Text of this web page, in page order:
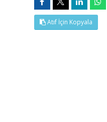
Atıf İçin Kopyala